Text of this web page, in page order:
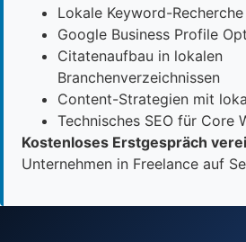
Lokale Keyword-
Google Business Profile
Citatenaufbau in lokalen
Branchenverzeichnissen
Content-Strategien mit
Technisches SEO für Core
Kostenloses Erstgespräch
Unternehmen in Freelance auf